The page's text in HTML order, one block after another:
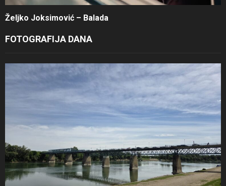
Željko Joksimović – Balada
FOTOGRAFIJA DANA